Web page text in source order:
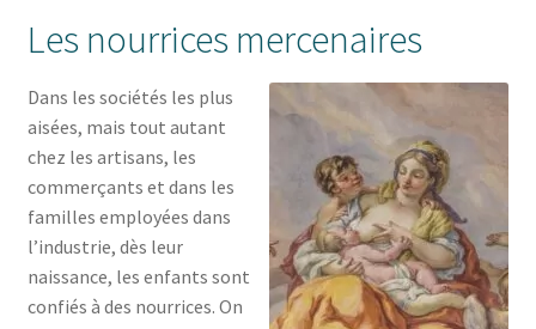
Les nourrices mercenaires
Dans les sociétés les plus
aisées, mais tout autant
chez les artisans, les
commerçants et dans les
familles employées dans
l’industrie, dès leur
naissance, les enfants sont
confiés à des nourrices. On